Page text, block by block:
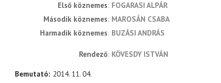
Első köznemes FOGARASI ALPÁR
Második köznemes MAROSÁN CSABA
Harmadik köznemes BUZÁSI ANDRÁS
rendező KÖVESDY ISTVÁN
Bemutató 2014. 11. 04.